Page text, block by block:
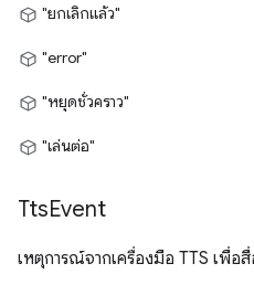
"ยกเลิกแล้ว"
"error"
"หยุดชั่วคราว"
"เล่นต่อ"
TtsEvent
เหตุการณ์จากเครื่องมือ TTS เพื่อ